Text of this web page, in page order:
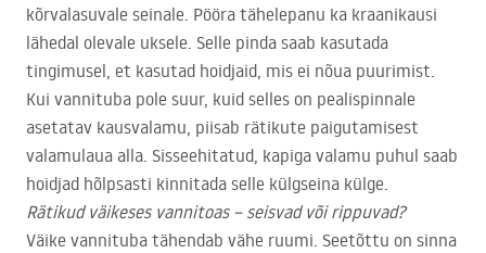
kõrvalasuvale seinale. Pööra tähelepanu ka kraanikausi
lähedal olevale uksele. Selle pinda saab kasutada
tingimusel, et kasutad hoidjaid, mis ei nõua puurimist.
Kui vannituba pole suur, kuid selles on pealispinnale
asetatav kausvalamu, piisab rätikute paigutamisest
valamulaua alla. Sisseehitatud, kapiga valamu puhul saab
hoidjad hõlpsasti kinnitada selle külgseina külge.
Rätikud väikeses vannitoas – seisvad või rippuvad?
Väike vannituba tähendab vähe ruumi. Seetõttu on sinna